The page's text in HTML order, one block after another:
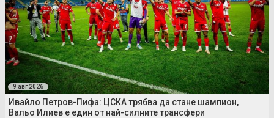
9 авг 2026
Ивайло Петров-Пифа: ЦСКА трябва да стане шампион,
Вальо Илиев е един от най-силните трансфери